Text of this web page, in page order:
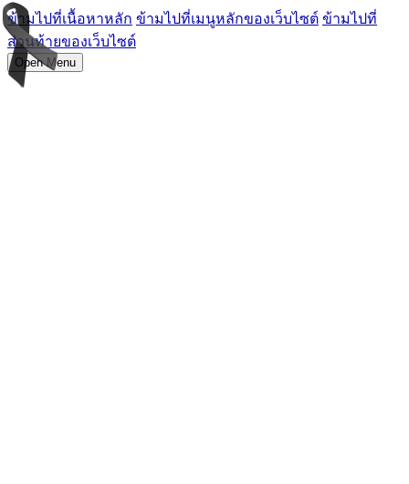
ข้ามไปที่เนื้อหาหลัก ข้ามไปที่เมนูหลักของเว็บไซต์ ข้ามไปที่
ส่วนท้ายของเว็บไซต์
Open Menu